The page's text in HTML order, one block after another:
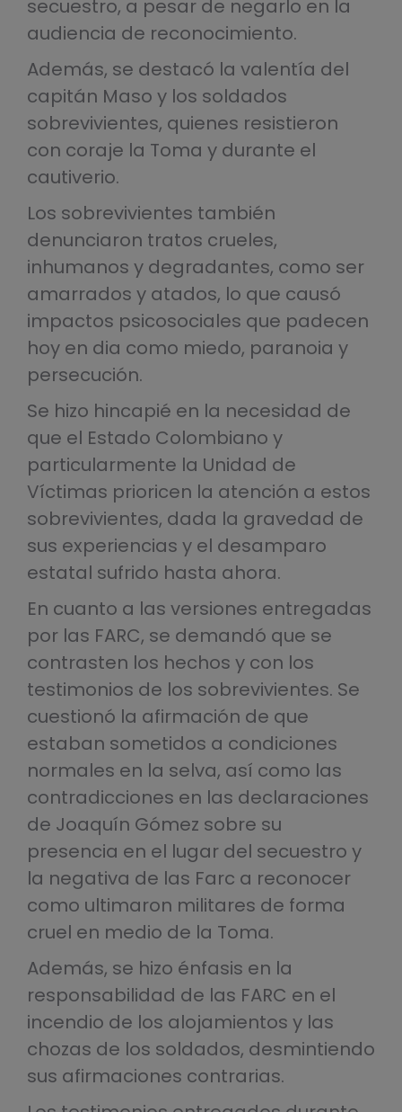
secuestro, a pesar de negarlo en la
audiencia de reconocimiento.
Además, se destacó la valentía del
capitán Maso y los soldados
sobrevivientes, quienes resistieron
con coraje la Toma y durante el
cautiverio.
Los sobrevivientes también
denunciaron tratos crueles,
inhumanos y degradantes, como ser
amarrados y atados, lo que causó
impactos psicosociales que padecen
hoy en dia como miedo, paranoia y
persecución.
Se hizo hincapié en la necesidad de
que el Estado Colombiano y
particularmente la Unidad de
Víctimas prioricen la atención a estos
sobrevivientes, dada la gravedad de
sus experiencias y el desamparo
estatal sufrido hasta ahora.
En cuanto a las versiones entregadas
por las FARC, se demandó que se
contrasten los hechos y con los
testimonios de los sobrevivientes. Se
cuestionó la afirmación de que
estaban sometidos a condiciones
normales en la selva, así como las
contradicciones en las declaraciones
de Joaquín Gómez sobre su
presencia en el lugar del secuestro y
la negativa de las Farc a reconocer
como ultimaron militares de forma
cruel en medio de la Toma.
Además, se hizo énfasis en la
responsabilidad de las FARC en el
incendio de los alojamientos y las
chozas de los soldados, desmintiendo
sus afirmaciones contrarias.